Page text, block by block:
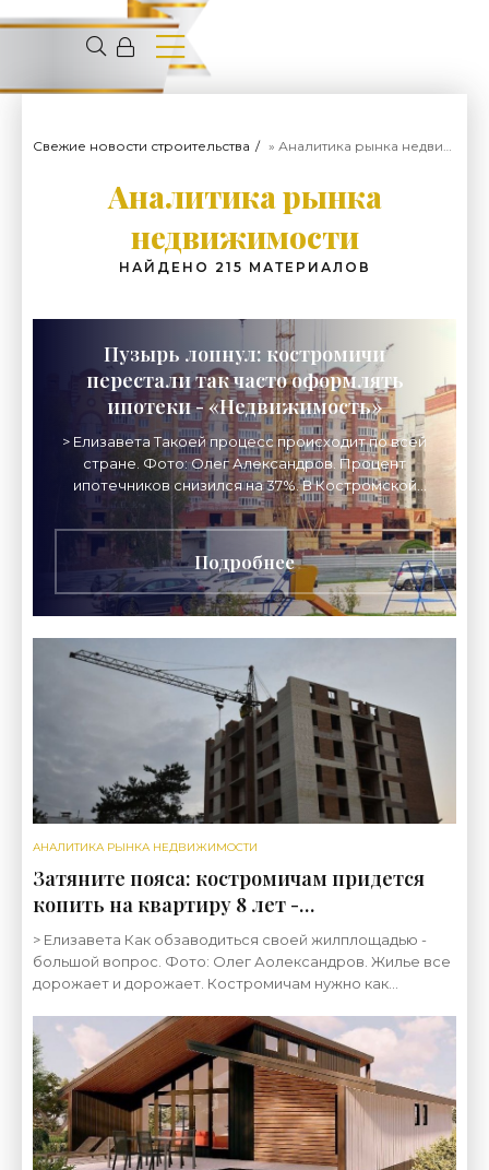
Свежие новости строительства » Аналитика рынка недвижимости
Аналитика рынка
недвижимости
НАЙДЕНО 215 МАТЕРИАЛОВ
Пузырь лопнул: костромичи
перестали так часто оформлять
ипотеки - «Недвижимость»
> Елизавета Такоей процесс происходит по всей
стране. Фото: Олег Александров. Процент
ипотечников снизился на 37%. В Костромской
области все меньше жителей берут ипотеку,
Аналитики
Подробнее
АНАЛИТИКА РЫНКА НЕДВИЖИМОСТИ
Затяните пояса: костромичам придется
копить на квартиру 8 лет -
«Недвижимость»
> Елизавета Как обзаводиться своей жилплощадью -
большой вопрос. Фото: Олег Аолександров. Жилье все
дорожает и дорожает. Костромичам нужно как